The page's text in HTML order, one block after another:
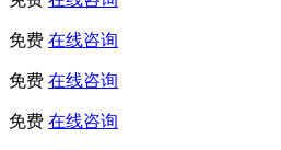
免费 在线咨询
免费 在线咨询
免费 在线咨询